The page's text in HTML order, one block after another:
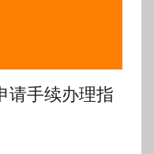
请手续办理指